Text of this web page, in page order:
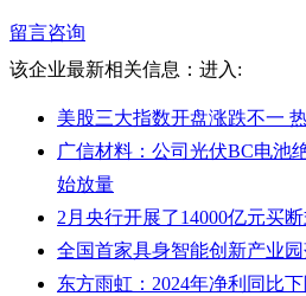
留言咨询
该企业最新相关信息： 进入:
美股三大指数开盘涨跌不一
广信材料：公司光伏BC电池
始放量
2月央行开展了14000亿元买
全国首家具身智能创新产业
东方雨虹：2024年净利同比